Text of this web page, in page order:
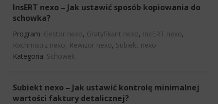
InsERT nexo – Jak ustawić sposób kopiowania do
schowka?
Program: Gestor nexo, Gratyfikant nexo, InsERT nexo,
Rachmistrz nexo, Rewizor nexo, Subiekt nexo
Kategoria: Schowek
Subiekt nexo – Jak ustawić kontrolę minimalnej
wartości faktury detalicznej?